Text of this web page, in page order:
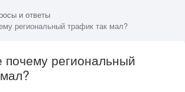
и ответы
региональный трафик так мал?
почему региональный